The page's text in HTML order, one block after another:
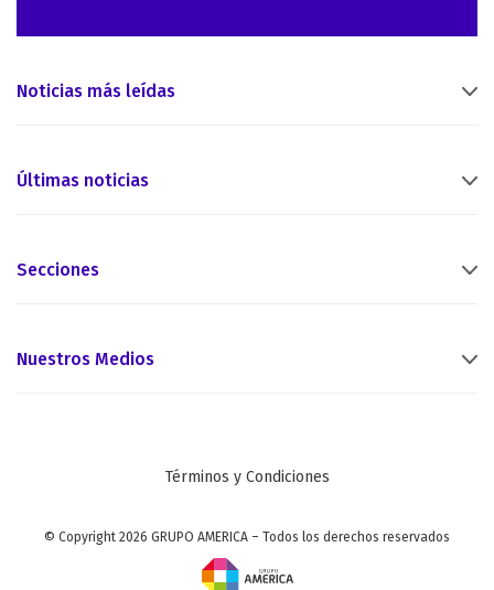
Noticias más leídas
Últimas noticias
Secciones
Nuestros Medios
Términos y Condiciones
© Copyright 2026 GRUPO AMERICA – Todos los derechos reservados